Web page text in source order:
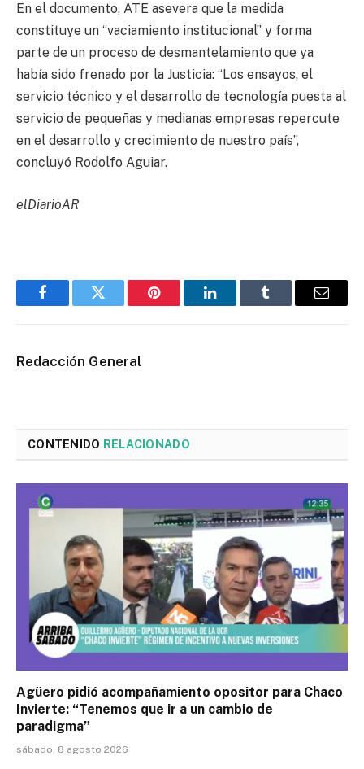
En el documento, ATE asevera que la medida
constituye un “vaciamiento institucional” y forma
parte de un proceso de desmantelamiento que ya
había sido frenado por la Justicia: “Los ensayos, el
servicio técnico y el desarrollo de tecnología puesta al
servicio de pequeñas y medianas empresas repercute
en el desarrollo y crecimiento de nuestro país”,
concluyó Rodolfo Aguiar.
elDiarioAR
FacebookTwitter Pinterest LinkedInTumblr Email
Redacción General
CONTENIDO RELACIONADO
Agüero pidió acompañamiento opositor para Chaco
Invierte: “Tenemos que ir a un cambio de
paradigma”
sábado, 8 agosto 2026